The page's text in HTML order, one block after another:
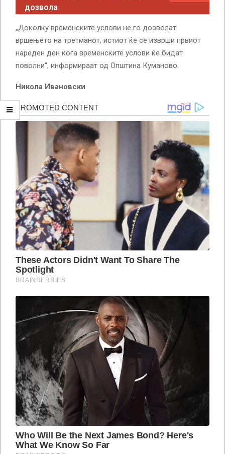
дозвола
„Доколку временските услови не го дозволат
вршењето на третманот, истиот ќе се изврши првиот
нареден ден кога временските услови ќе бидат
поволни“, информираат од Општина Куманово.
Никола Ивановски